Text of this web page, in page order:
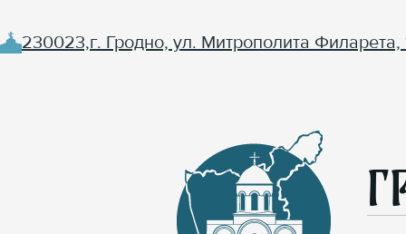
230023,г. Гродно, ул. Митрополита Филарета,